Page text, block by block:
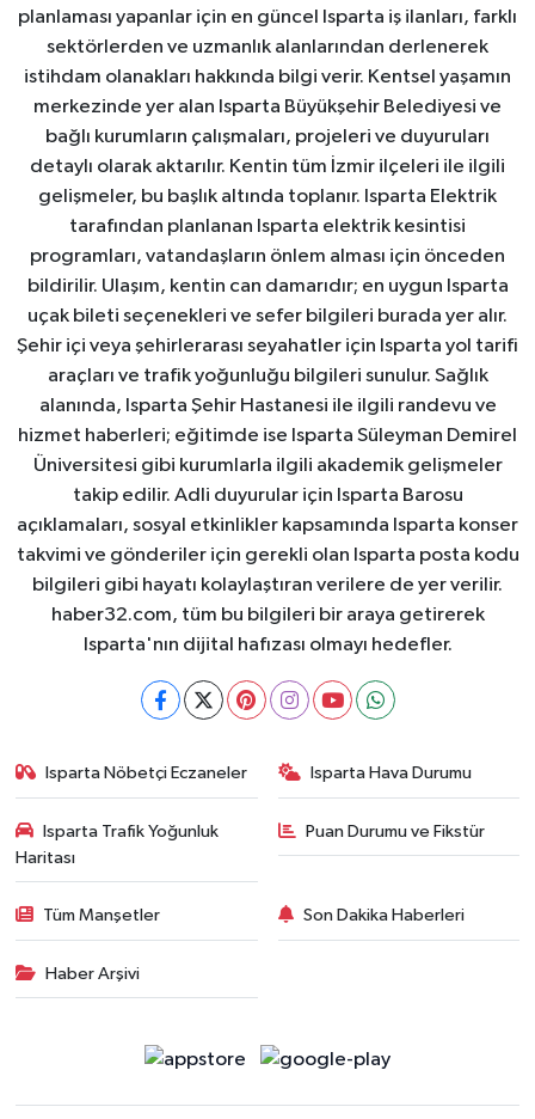
planlaması yapanlar için en güncel Isparta iş ilanları, farklı
sektörlerden ve uzmanlık alanlarından derlenerek
istihdam olanakları hakkında bilgi verir. Kentsel yaşamın
merkezinde yer alan Isparta Büyükşehir Belediyesi ve
bağlı kurumların çalışmaları, projeleri ve duyuruları
detaylı olarak aktarılır. Kentin tüm İzmir ilçeleri ile ilgili
gelişmeler, bu başlık altında toplanır. Isparta Elektrik
tarafından planlanan Isparta elektrik kesintisi
programları, vatandaşların önlem alması için önceden
bildirilir. Ulaşım, kentin can damarıdır; en uygun Isparta
uçak bileti seçenekleri ve sefer bilgileri burada yer alır.
Şehir içi veya şehirlerarası seyahatler için Isparta yol tarifi
araçları ve trafik yoğunluğu bilgileri sunulur. Sağlık
alanında, Isparta Şehir Hastanesi ile ilgili randevu ve
hizmet haberleri; eğitimde ise Isparta Süleyman Demirel
Üniversitesi gibi kurumlarla ilgili akademik gelişmeler
takip edilir. Adli duyurular için Isparta Barosu
açıklamaları, sosyal etkinlikler kapsamında Isparta konser
takvimi ve gönderiler için gerekli olan Isparta posta kodu
bilgileri gibi hayatı kolaylaştıran verilere de yer verilir.
haber32.com, tüm bu bilgileri bir araya getirerek
Isparta'nın dijital hafızası olmayı hedefler.
Isparta Nöbetçi Eczaneler Isparta Hava Durumu
Isparta Trafik Yoğunluk
Haritası
Puan Durumu ve Fikstür
Tüm Manşetler Son Dakika Haberleri
Haber Arşivi